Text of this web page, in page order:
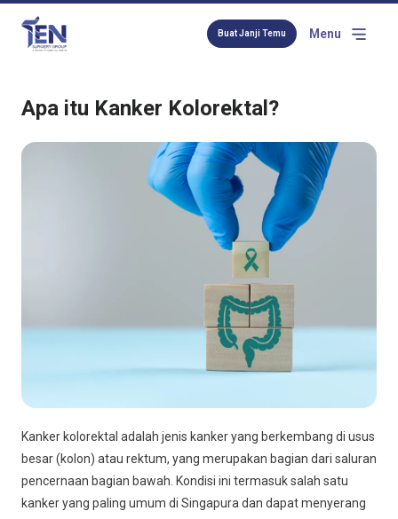
Buat Janji Temu Menu
Apa itu Kanker Kolorektal?
Kanker kolorektal adalah jenis kanker yang berkembang di usus
besar (kolon) atau rektum, yang merupakan bagian dari saluran
pencernaan bagian bawah. Kondisi ini termasuk salah satu
kanker yang paling umum di Singapura dan dapat menyerang